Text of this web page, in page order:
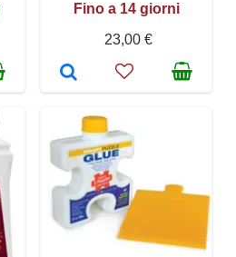
Fino a 14 giorni
23,00 €